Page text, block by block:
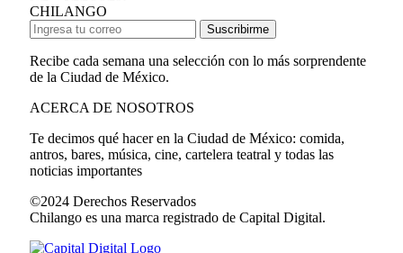
CHILANGO
Suscribirme
Recibe cada semana una selección con lo más sorprendente
de la Ciudad de México.
ACERCA DE NOSOTROS
Te decimos qué hacer en la Ciudad de México: comida,
antros, bares, música, cine, cartelera teatral y todas las
noticias importantes
©2024 Derechos Reservados
Chilango es una marca registrado de Capital Digital.